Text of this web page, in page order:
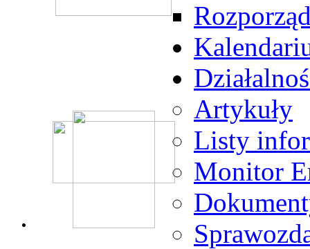
Artykuły
Listy
Monitor